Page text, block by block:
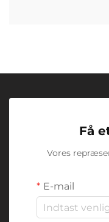
Få
Vores
E-mail